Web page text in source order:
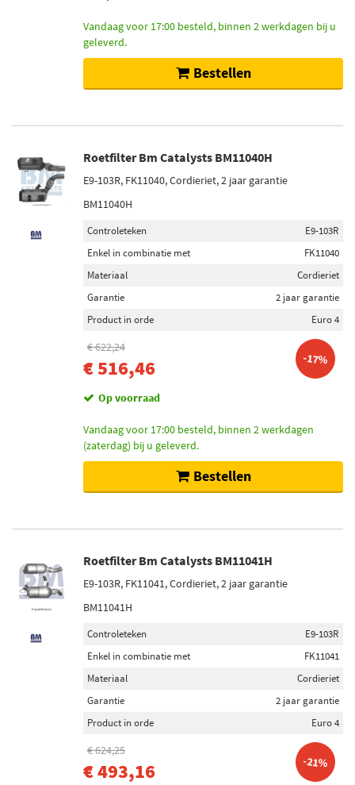
Vandaag voor 17:00 besteld, binnen 2 werkdagen bij u
geleverd.
Bestellen
Roetfilter Bm Catalysts BM11040H
E9-103R, FK11040, Cordieriet, 2 jaar garantie
BM11040H
Controleteken
E9-103R
Enkel in combinatie met
FK11040
Materiaal
Cordieriet
Garantie
2 jaar garantie
Product in orde
Euro 4
€ 622,24
€ 516,46 -17%
Op voorraad
Vandaag voor 17:00 besteld, binnen 2 werkdagen
(zaterdag) bij u geleverd.
Bestellen
Roetfilter Bm Catalysts BM11041H
E9-103R, FK11041, Cordieriet, 2 jaar garantie
BM11041H
Controleteken
E9-103R
Enkel in combinatie met
FK11041
Materiaal
Cordieriet
Garantie
2 jaar garantie
Product in orde
Euro 4
€ 624,25
€ 493,16 -21%